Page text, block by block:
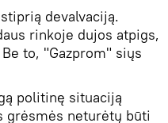
devalvaciją.
rinkoje dujos atpigs,
to, "Gazprom" siųs
politinę situaciją
grėsmės neturėtų būti